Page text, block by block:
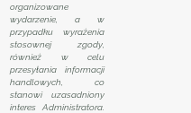
organizowane
wydarzenie, a w
przypadku wyrażenia
stosownej zgody,
również w celu
przesyłania informacji
handlowych, co
stanowi uzasadniony
interes Administratora.